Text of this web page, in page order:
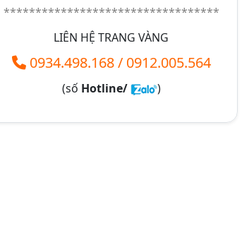
**********************************
LIÊN HỆ TRANG VÀNG
0934.498.168/ 0912.005.564
(số Hotline/ )